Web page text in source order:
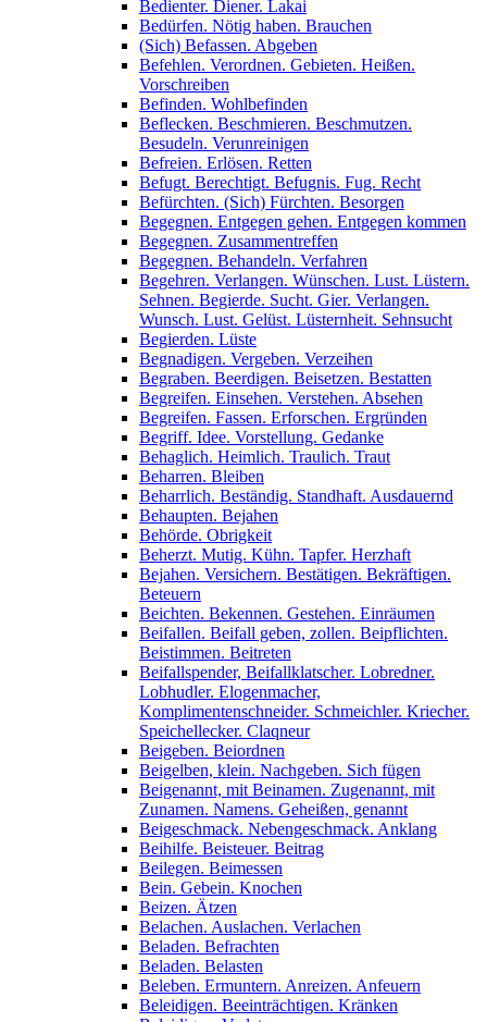
Bedienter. Diener. Lakai
Bedürfen. Nötig haben. Brauchen
(Sich) Befassen. Abgeben
Befehlen. Verordnen. Gebieten. Heißen.
Vorschreiben
Befinden. Wohlbefinden
Beflecken. Beschmieren. Beschmutzen.
Besudeln. Verunreinigen
Befreien. Erlösen. Retten
Befugt. Berechtigt. Befugnis. Fug. Recht
Befürchten. (Sich) Fürchten. Besorgen
Begegnen. Entgegen gehen. Entgegen kommen
Begegnen. Zusammentreffen
Begegnen. Behandeln. Verfahren
Begehren. Verlangen. Wünschen. Lust. Lüstern.
Sehnen. Begierde. Sucht. Gier. Verlangen.
Wunsch. Lust. Gelüst. Lüsternheit. Sehnsucht
Begierden. Lüste
Begnadigen. Vergeben. Verzeihen
Begraben. Beerdigen. Beisetzen. Bestatten
Begreifen. Einsehen. Verstehen. Absehen
Begreifen. Fassen. Erforschen. Ergründen
Begriff. Idee. Vorstellung. Gedanke
Behaglich. Heimlich. Traulich. Traut
Beharren. Bleiben
Beharrlich. Beständig. Standhaft. Ausdauernd
Behaupten. Bejahen
Behörde. Obrigkeit
Beherzt. Mutig. Kühn. Tapfer. Herzhaft
Bejahen. Versichern. Bestätigen. Bekräftigen.
Beteuern
Beichten. Bekennen. Gestehen. Einräumen
Beifallen. Beifall geben, zollen. Beipflichten.
Beistimmen. Beitreten
Beifallspender, Beifallklatscher. Lobredner.
Lobhudler. Elogenmacher,
Komplimentenschneider. Schmeichler. Kriecher.
Speichellecker. Claqneur
Beigeben. Beiordnen
Beigelben, klein. Nachgeben. Sich fügen
Beigenannt, mit Beinamen. Zugenannt, mit
Zunamen. Namens. Geheißen, genannt
Beigeschmack. Nebengeschmack. Anklang
Beihilfe. Beisteuer. Beitrag
Beilegen. Beimessen
Bein. Gebein. Knochen
Beizen. Ätzen
Belachen. Auslachen. Verlachen
Beladen. Befrachten
Beladen. Belasten
Beleben. Ermuntern. Anreizen. Anfeuern
Beleidigen. Beeinträchtigen. Kränken